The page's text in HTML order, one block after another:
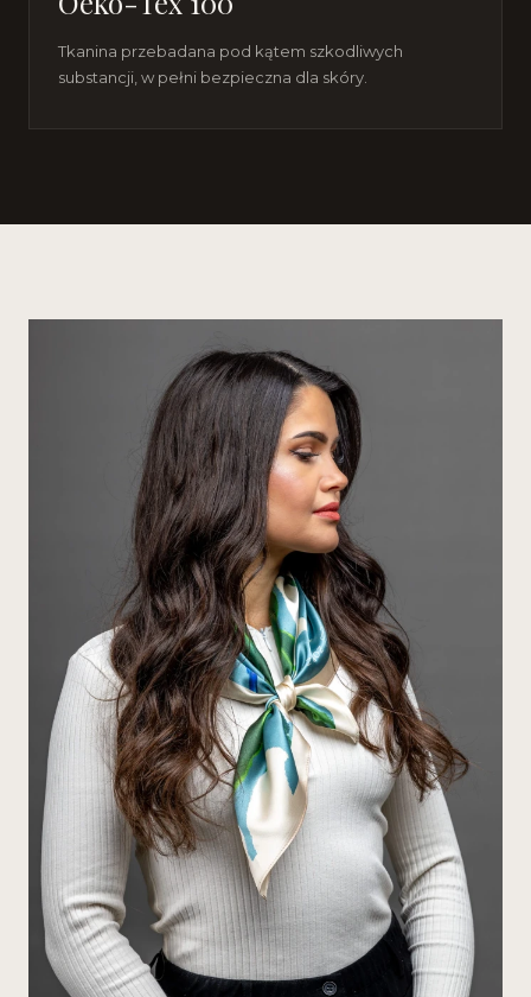
Tkanina przebadana pod kątem szkodliwych
substancji, w pełni bezpieczna dla skóry.